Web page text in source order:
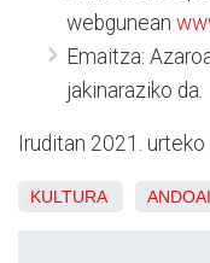
webgunean
Emaitza:
jakinaraziko da.
Iruditan 2021.
KULTURA